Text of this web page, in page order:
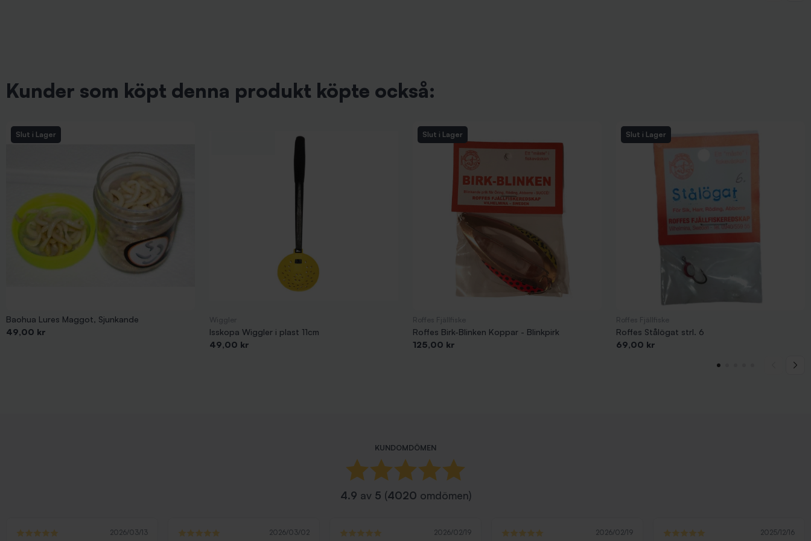
Kunder som köpt denna produkt köpte också:
Slut i Lager
Baohua Lures Maggot, Sjunkande
Pris
49,00 kr
Isskopa Wiggler i plast 11cm
Pris
49,00 kr
Slut i Lager
Roffes Birk-Blinken Koppar - Blinkpirk
Pris
125,00 kr
Slut i Lager
Roffes Stålögat strl. 6
Pris
69,00 kr
KUNDOMDÖMEN
4.9 av 5 (4020 omdömen)
2026/03/13 2026/03/02 2026/02/19 2026/02/19 2025/12/16